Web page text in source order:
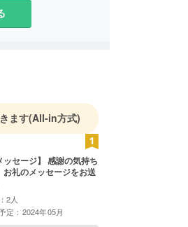
、世界にはもっと
２冊、ウェブメ
した。
したのが2020年7
ます(All-in方式)
ッセージ】 感謝の気持ち
お礼のメッセージをお送
2人
定：2024年05月